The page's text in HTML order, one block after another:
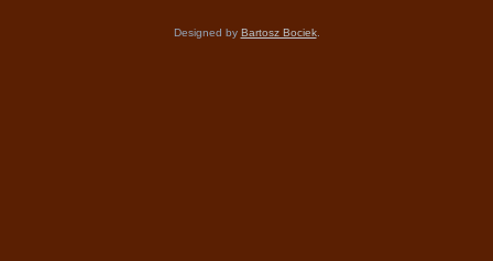
Designed by Bartosz Bociek.